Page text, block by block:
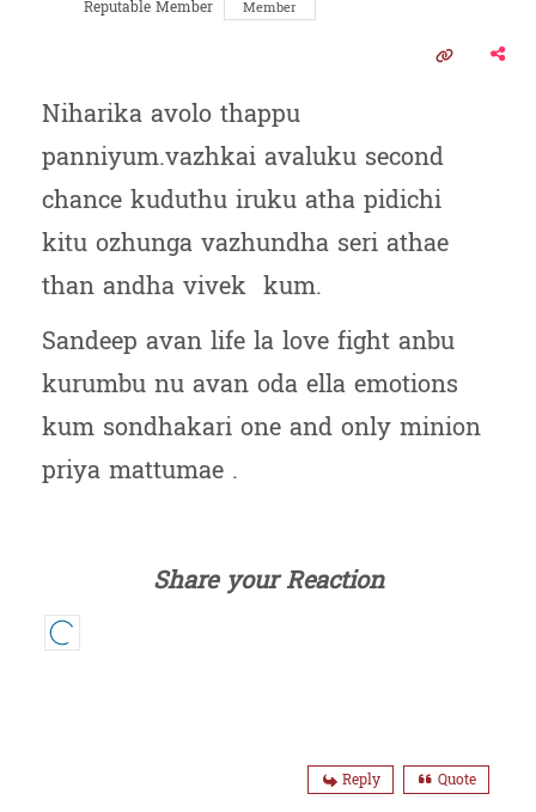
Reputable Member Member
Niharika avolo thappu
panniyum.vazhkai avaluku second
chance kuduthu iruku atha pidichi
kitu ozhunga vazhundha seri athae
than andha vivek kum.
Sandeep avan life la love fight anbu
kurumbu nu avan oda ella emotions
kum sondhakari one and only minion
priya mattumae .
Share your Reaction
Reply Quote